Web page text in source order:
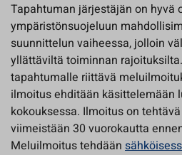
Tapahtuman järjestäjän on hyvä
ympäristönsuojeluun
suunnittelun vaiheessa, jolloin
yllättäviltä toiminnan
tapahtumalle riittävä
ilmoitus ehditään käsittelemään
kokouksessa. Ilmoitus on
viimeistään 30 vuorokautta
Meluilmoitus tehdään